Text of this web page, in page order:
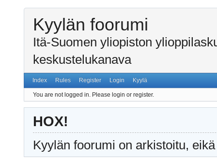
Kyylän foorumi
Itä-Suomen yliopiston
keskustelukanava
Index Rules Register Login Kyylä
You are not logged in. Please login or register.
HOX!
Kyylän foorumi on arkistoitu,